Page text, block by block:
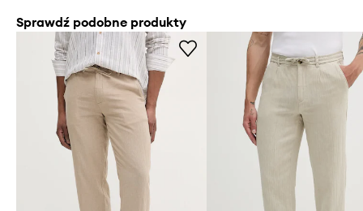
Sprawdź podobne produkty